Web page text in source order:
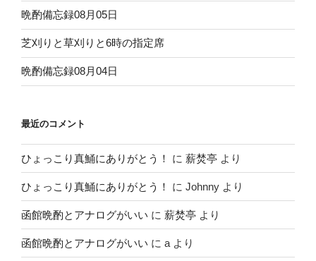
晩酌備忘録08月05日
芝刈りと草刈りと6時の指定席
晩酌備忘録08月04日
最近のコメント
ひょっこり真鯒にありがとう！ に 薪焚亭 より
ひょっこり真鯒にありがとう！ に Johnny より
函館晩酌とアナログがいい に 薪焚亭 より
函館晩酌とアナログがいい に a より